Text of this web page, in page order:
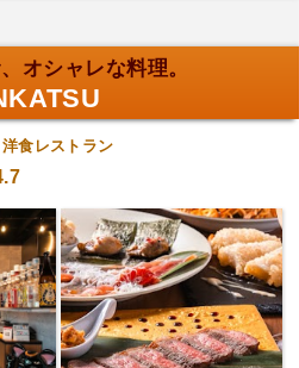
オシャレな料理。
洋食レストラン